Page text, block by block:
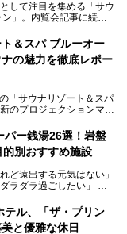
して注目を集める「サウ
」。内覧会記事に続
もちろん、リラックスス
ック。新横浜エリアで日
ブやスポーツ観戦遠征組
＆スパ ブルーオー
の魅力を徹底レポー
「サウナリゾート＆スパ
のプロジェクションマッ
できます。
先にお邪魔し、その全貌
が泳ぐ水風呂、そしてバ
…。驚きの連続だった館
パー銭湯26選！岩盤
別おすすめ施設
ど遠出する元気はない」
ラダラ過ごしたい」
を叶えてくれるのが、神
テル、「ザ・プリン
と優雅な休日